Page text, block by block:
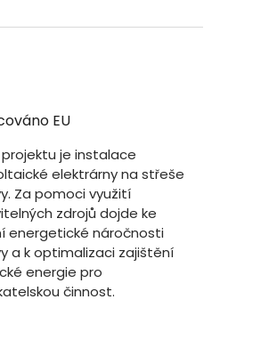
EU
je instalace
elektrárny na střeše
Za pomoci využití
zdrojů dojde ke
energetické náročnosti
a k optimalizaci zajištění
energie pro
činnost.